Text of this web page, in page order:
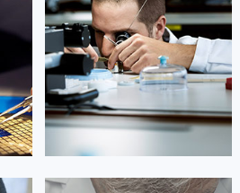
的高级技师之一
Shanghai FranckMuller Maintain
center
 上海法穆兰维修